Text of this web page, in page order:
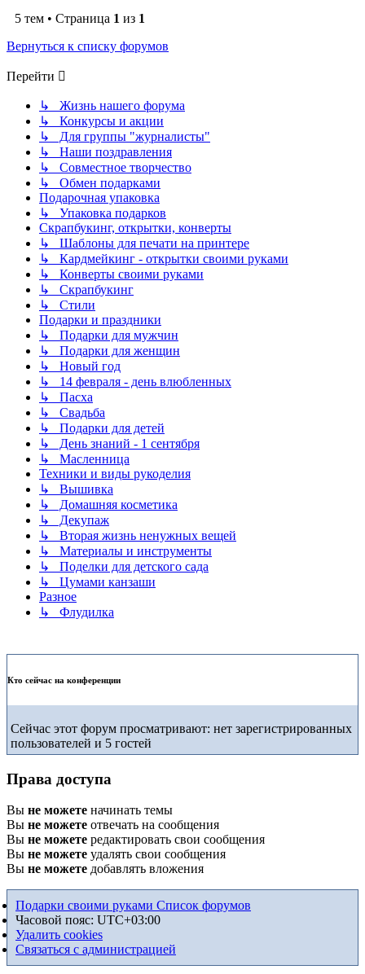
5 тем • Страница 1 из 1
Вернуться к списку форумов
Перейти
↳ Жизнь нашего форума
↳ Конкурсы и акции
↳ Для группы "журналисты"
↳ Наши поздравления
↳ Совместное творчество
↳ Обмен подарками
Подарочная упаковка
↳ Упаковка подарков
Скрапбукинг, открытки, конверты
↳ Шаблоны для печати на принтере
↳ Кардмейкинг - открытки своими руками
↳ Конверты своими руками
↳ Скрапбукинг
↳ Стили
Подарки и праздники
↳ Подарки для мужчин
↳ Подарки для женщин
↳ Новый год
↳ 14 февраля - день влюбленных
↳ Пасха
↳ Свадьба
↳ Подарки для детей
↳ День знаний - 1 сентября
↳ Масленница
Техники и виды рукоделия
↳ Вышивка
↳ Домашняя косметика
↳ Декупаж
↳ Вторая жизнь ненужных вещей
↳ Материалы и инструменты
↳ Поделки для детского сада
↳ Цумами канзаши
Разное
↳ Флудилка
Кто сейчас на конференции
Сейчас этот форум просматривают: нет зарегистрированных
пользователей и 5 гостей
Права доступа
Вы не можете начинать темы
Вы не можете отвечать на сообщения
Вы не можете редактировать свои сообщения
Вы не можете удалять свои сообщения
Вы не можете добавлять вложения
Подарки своими руками Список форумов
Часовой пояс: UTC+03:00
Удалить cookies
Связаться с администрацией